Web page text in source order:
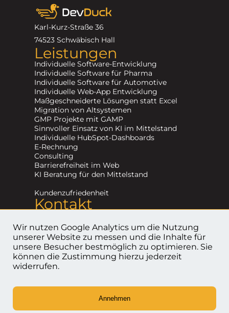
Wir nutzen Google Analytics um die Nutzung
unserer Website zu messen und die Inhalte für
unsere Besucher bestmöglich zu optimieren. Sie
können die Zustimmung hierzu jederzeit
widerrufen.
Annehmen
Karl-Kurz-Straße 36
74523 Schwäbisch Hall
Leistungen
Individuelle Software-Entwicklung
Individuelle Software für Pharma
Individuelle Software für Automotive
Individuelle Web-App Entwicklung
Maßgeschneiderte Lösungen statt Excel
Migration von Altsystemen
GMP Projekte mit GAMP
Sinnvoller Einsatz von KI im Mittelstand
Individuelle HubSpot-Dashboards
E-Rechnung
Consulting
Barrierefreiheit im Web
KI Beratung für den Mittelstand
Kundenzufriedenheit
Kontakt
info@devduck.de
Kontaktformular
Impressum
Datenschutzerklärung